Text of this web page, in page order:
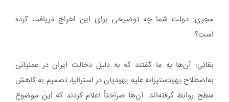
مجری: دولت شما چه توضیحی برای این اخراج دریافت کرده
است؟
بقائی: آن‌ها به ما گفتند که به دلیل دخالت ایران در عملیاتی
به‌اصطلاح یهودستیزانه علیه یهودیان در استرالیا، تصمیم به کاهش
سطح روابط گرفته‌اند. آن‌ها صراحتاً اعلام کردند که این موضوع